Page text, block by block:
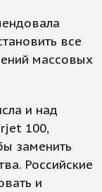
все
массовых
и над
100,
заменить
Российские
и